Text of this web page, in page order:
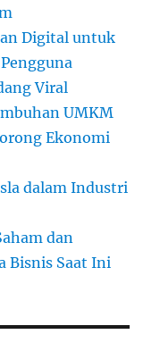
Digital untuk
Viral
UMKM
Ekonomi
dalam Industri
dan
Bisnis Saat Ini